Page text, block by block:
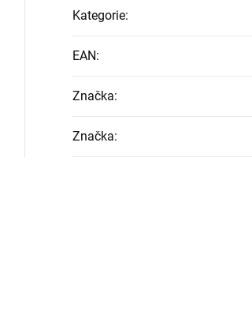
Kategorie:
EAN:
Značka:
Značka: